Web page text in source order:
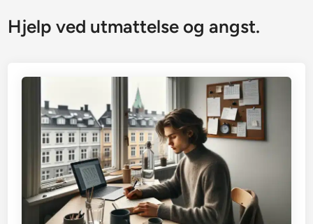
Hjelp ved utmattelse og angst.